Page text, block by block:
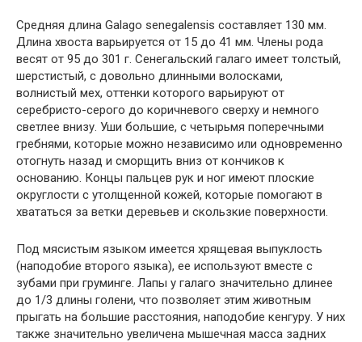
Средняя длина Galago senegalensis составляет 130 мм.
Длина хвоста варьируется от 15 до 41 мм. Члены рода
весят от 95 до 301 г. Сенегальский галаго имеет толстый,
шерстистый, с довольно длинными волосками,
волнистый мех, оттенки которого варьируют от
серебристо-серого до коричневого сверху и немного
светлее внизу. Уши большие, с четырьмя поперечными
гребнями, которые можно независимо или одновременно
отогнуть назад и сморщить вниз от кончиков к
основанию. Концы пальцев рук и ног имеют плоские
округлости с утолщенной кожей, которые помогают в
хвататься за ветки деревьев и скользкие поверхности.
Под мясистым языком имеется хрящевая выпуклость
(наподобие второго языка), ее используют вместе с
зубами при груминге. Лапы у галаго значительно длинее
до 1/3 длины голени, что позволяет этим животным
прыгать на большие расстояния, наподобие кенгуру. У них
также значительно увеличена мышечная масса задних